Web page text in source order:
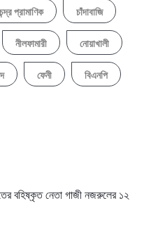
প্রামাণিক চাঁদাবাজি
নীলফামারী নোয়াখালী
ফেনী বিএনপি
বহিষ্কৃত নেতা গাজী নজরুলের ১২